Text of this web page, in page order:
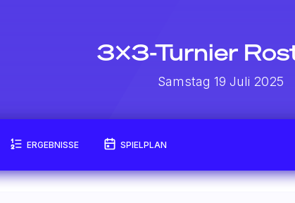
3x3-Turnier
Samstag 19 Juli 2025
ERGEBNISSE SPIELPLAN